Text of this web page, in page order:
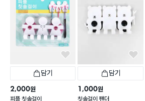
담기
2,000원
피플 칫솔걸이
담기
1,000원
칫솔걸이 팬더